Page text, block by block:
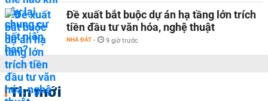
Đề xuất bắt buộc dự án hạ tầng lớn trích
tiền đầu tư văn hóa, nghệ thuật
NHÀ ĐẤT - 9 giờ trước
Tin mới